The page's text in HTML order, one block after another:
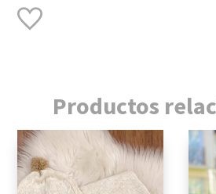
cantidad
Productos